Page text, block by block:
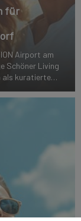
für
Airport am
Schöner Living
als kuratierte